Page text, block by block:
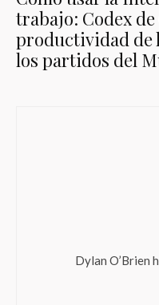
trabajo: Codex
productividad de
los partidos del
Dylan O’Brien